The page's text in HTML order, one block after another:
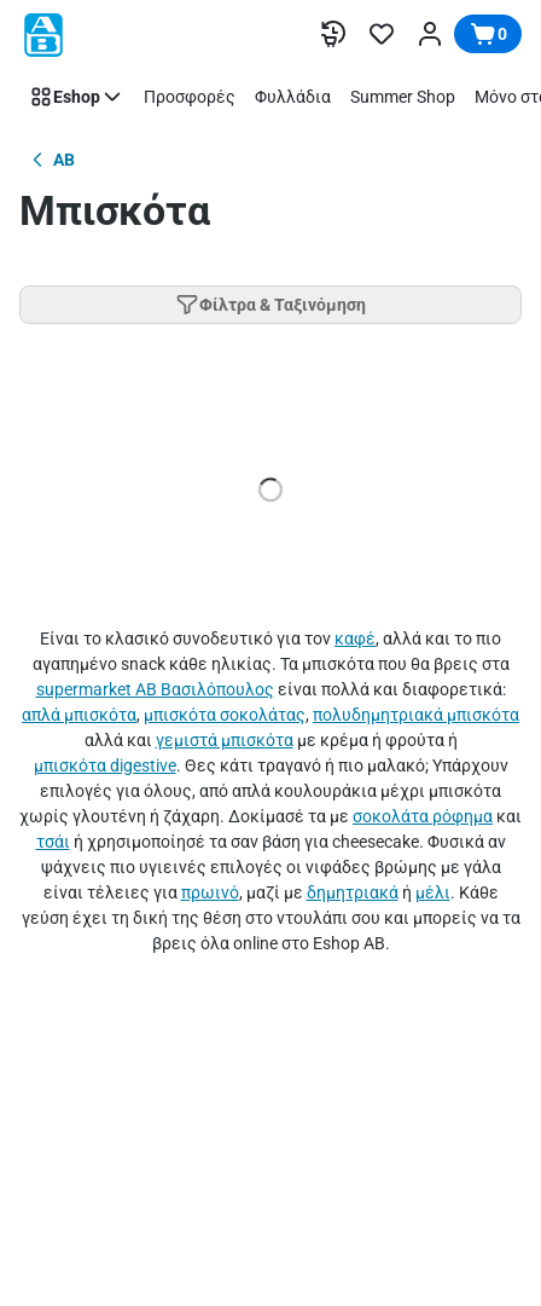
Παράλειψη 0
Eshop Προσφορές Φυλλάδια Summer Shop Μόνο
AB
Μπισκότα
Φίλτρα & Ταξινόμηση
Είναι το κλασικό συνοδευτικό για τον καφέ, αλλά και το πιο
αγαπημένο snack κάθε ηλικίας. Τα μπισκότα που θα βρεις στα
supermarket ΑΒ Βασιλόπουλος είναι πολλά και διαφορετικά:
απλά μπισκότα, μπισκότα σοκολάτας,πολυδημητριακά μπισκότα
αλλά και γεμιστά μπισκόταμε κρέμα ή φρούτα ή
μπισκότα digestive. Θες κάτι τραγανό ή πιο μαλακό; Υπάρχουν
επιλογές για όλους, από απλά κουλουράκια μέχρι μπισκότα
χωρίς γλουτένη ή ζάχαρη. Δοκίμασέ τα με σοκολάτα ρόφημα και
τσάι ή χρησιμοποίησέ τα σαν βάση για cheesecake. Φυσικά αν
ψάχνεις πιο υγιεινές επιλογές οι νιφάδες βρώμης με γάλα
είναι τέλειες γιαπρωινό, μαζί με δημητριακάή μέλι. Κάθε
γεύση έχει τη δική της θέση στο ντουλάπι σου και μπορείς να τα
βρεις όλα online στο Eshop ΑΒ.